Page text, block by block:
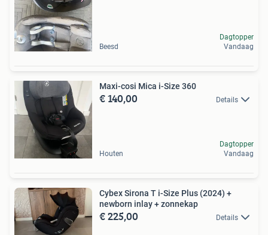
Beesd
Dagtopper
Vandaag
Maxi-cosi Mica i-Size 360
€ 140,00 Details
Houten
Dagtopper
Vandaag
Cybex Sirona T i-Size Plus (2024) +
newborn inlay + zonnekap
€ 225,00 Details